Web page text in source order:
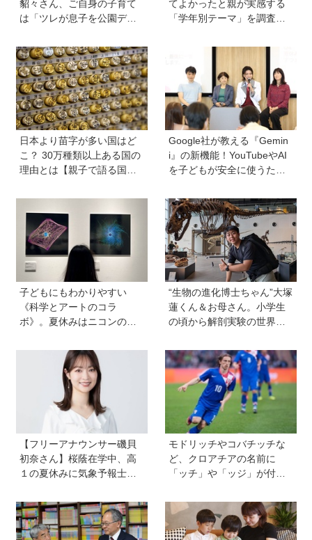
貂々さん、ご自身の子育て
は「ツレが息子を公園デビ
いた」ーー初の創作絵本
「タネがひとつぶ」は幼か
った息子さんと共作した思
い出のストーリー
てよかったと親が実感する
「学年別テーマ」を調査！
敗談、親のサポートも≪Hu
日本より苗字が多い国はど
こ？ 30万種類以上ある国の
理由とは【親子で語る国際
Google社が教える『Gemin
i』の新機能！YouTubeやAI
を子どもが安全に使うため
教育チャンネルなど、家庭
で使うポイントとは？
子どもにもわかりやすい
《科学とアートのコラ
ボ》。夏休みはニコンの特
へ！【高校生以下無料】
“生物の進化博士ちゃん”大塚
蓮くん＆お母さん。小学生
の頃から解剖実験の世界に
近いワニを研究。「興味の
種まきはエンタメから」
【フリーアナウンサー磯貝
初奈さん】桜蔭在学中、高
１の夏休みに気象予報士試
院で「学ぶ楽しさ」をずっ
と持ち続ける秘訣とは。親
も「楽しい」をバックアッ
モドリッチやコバチッチな
ど、クロアチアの名前に
「ッチ」や「ッジ」が付く
際問題】